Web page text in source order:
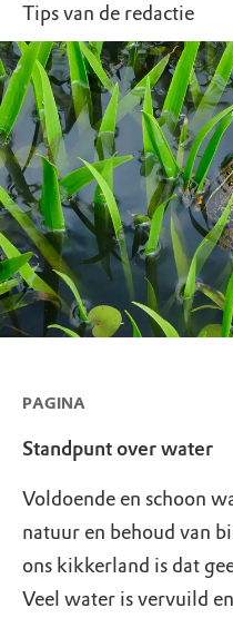
Tips van de redactie
PAGINA
Standpunt over water
Voldoende en schoon
natuur en behoud van
ons kikkerland is dat
Veel water is vervuild